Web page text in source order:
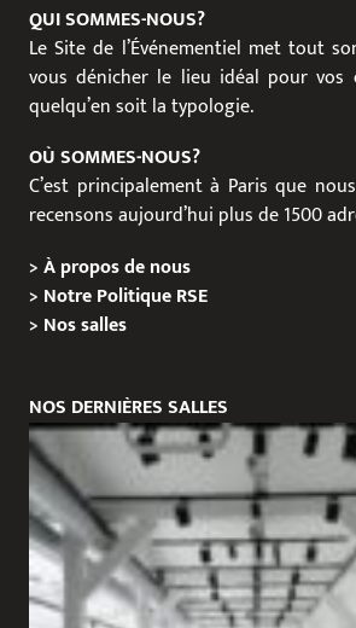
QUI SOMMES-NOUS?
Le Site de l’Événementiel met tout
vous dénicher le lieu idéal pour vos
quelqu’en soit la typologie.
OÙ SOMMES-NOUS?
C’est principalement à Paris que
recensons aujourd’hui plus de 1500
>À propos de nous
> Notre Politique RSE
> Nos salles
NOS DERNIÈRES SALLES